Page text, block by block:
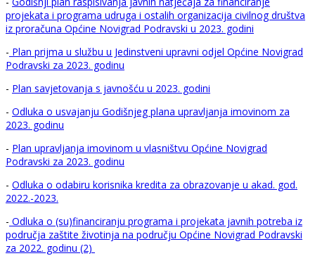
projekata i programa udruga i ostalih organizacija civilnog društva
iz proračuna Općine Novigrad Podravski u 2023. godini
- Plan prijma u službu u Jedinstveni upravni odjel Općine Novigrad
Podravski za 2023. godinu
- Plan savjetovanja s javnošću u 2023. godini
- Odluka o usvajanju Godišnjeg plana upravljanja imovinom za
2023. godinu
- Plan upravljanja imovinom u vlasništvu Općine Novigrad
Podravski za 2023. godinu
- Odluka o odabiru korisnika kredita za obrazovanje u akad. god.
2022.-2023.
- Odluka o (su)financiranju programa i projekata javnih potreba iz
područja zaštite životinja na području Općine Novigrad Podravski
za 2022. godinu (2)